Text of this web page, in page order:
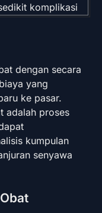
komplikasi
dengan secara
yang
ke pasar.
adalah proses
kumpulan
senyawa